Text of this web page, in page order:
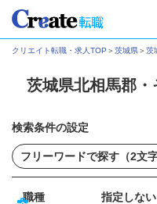
クリエイト転職・求人TOP ＞茨城県＞茨
茨城県北相馬郡
検索条件の設定
職種 指定しない